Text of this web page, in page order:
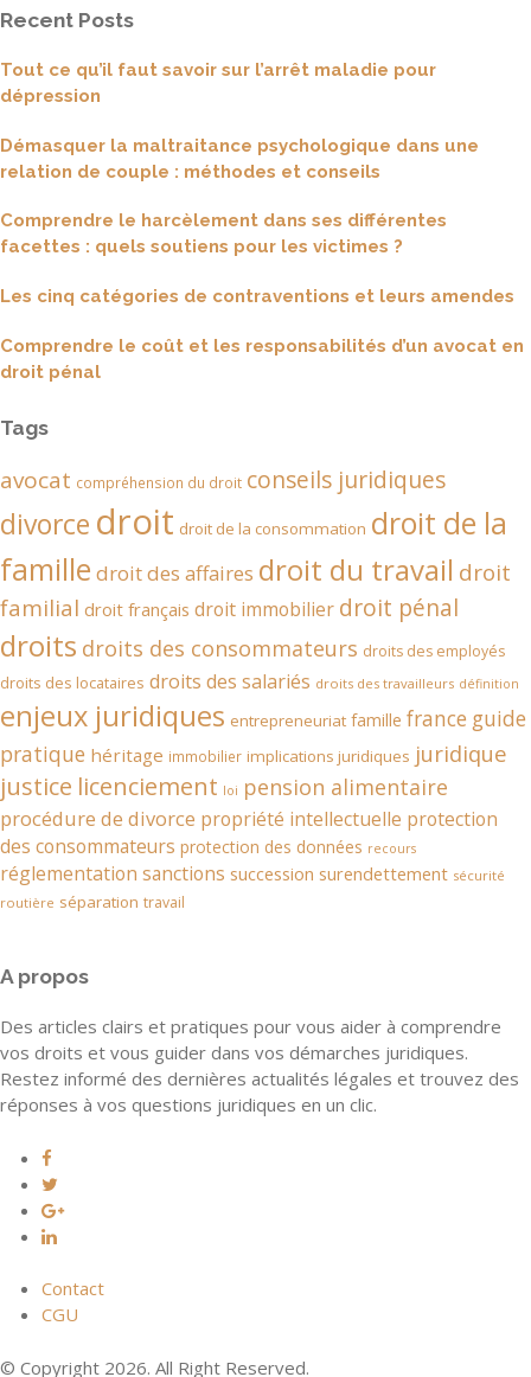
Recent Posts
Tout ce qu’il faut savoir sur l’arrêt maladie pour
dépression
Démasquer la maltraitance psychologique dans une
relation de couple : méthodes et conseils
Comprendre le harcèlement dans ses différentes
facettes : quels soutiens pour les victimes ?
Les cinq catégories de contraventions et leurs amendes
Comprendre le coût et les responsabilités d’un avocat en
droit pénal
Tags
avocat compréhension du droit conseils juridiques
divorce droit droit de la consommation droit de la
famille droit des affaires droit du travail droit
familial droit français droit immobilier droit pénal
droits droits des consommateurs droits des employés
droits des locataires droits des salariés droits des travailleurs définition
enjeux juridiques entrepreneuriat famille france guide
pratique héritage immobilier implications juridiques juridique
justice licenciement loi pension alimentaire
procédure de divorce propriété intellectuelle protection
des consommateurs protection des données recours
réglementation sanctions succession surendettement sécurité
routière séparation travail
A propos
Des articles clairs et pratiques pour vous aider à comprendre
vos droits et vous guider dans vos démarches juridiques.
Restez informé des dernières actualités légales et trouvez des
réponses à vos questions juridiques en un clic.
Contact
CGU
© Copyright 2026. All Right Reserved.